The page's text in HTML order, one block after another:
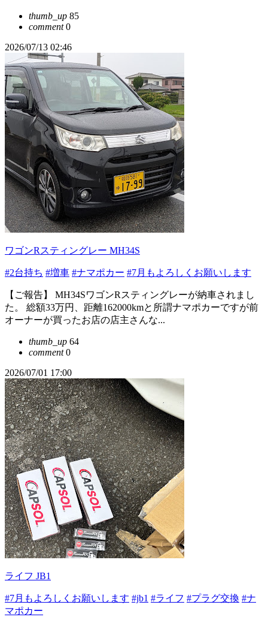
thumb_up 85
comment0
2026/07/13 02:46
ワゴンRスティングレー MH34S
#2台持ち #増車 #ナマポカー #7月もよろしくお願いします
【ご報告】 MH34SワゴンRスティングレーが納車されまし
た。 総額33万円、距離162000kmと所謂ナマポカーですが前
オーナーが買ったお店の店主さんな...
thumb_up 64
comment0
2026/07/01 17:00
ライフ JB1
#7月もよろしくお願いします #jb1 #ライフ #プラグ交換 #ナ
マポカー